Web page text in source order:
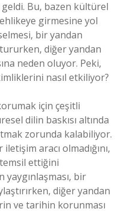
Bu, bazen kültürel
girmesine yol
bir yandan
diğer yandan
neden oluyor. Peki,
nasıl etkiliyor?
için çeşitli
dilin baskısı altında
zorunda kalabiliyor.
aracı olmadığını,
ettiğini
yaygınlaşması, bir
diğer yandan
ve tarihin korunması